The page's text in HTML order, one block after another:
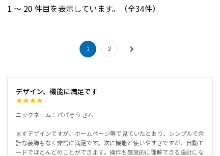
1 ～ 20 件目を表示しています。（全34件）
1 2
デザイン、機能に満足です
★★★★
ニックネーム：パパぞう さん
まずデザインですが、ホームページ等で見ていたとおり、シンプルで余
計な装飾もなく非常に満足です。次に機能と使いやすさですが、自動モ
ードでほとんどのことができます。操作も感覚的に理解できる設計にな